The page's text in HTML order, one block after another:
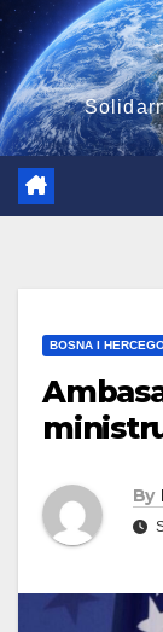
Skip
to
content
BOSNA I
By